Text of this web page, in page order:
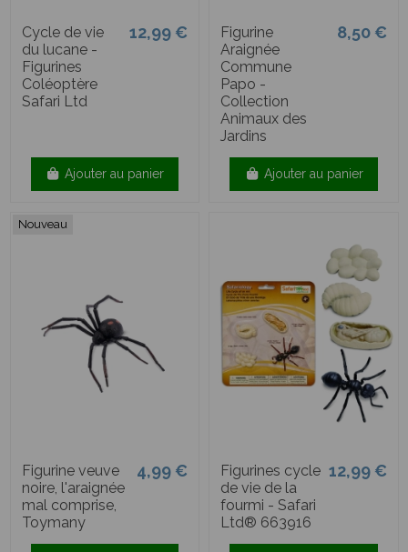
Cycle de vie
du lucane -
Figurines
Coléoptère
Safari Ltd
12,99 €
Ajouter au panier
Figurine
Araignée
Commune
Papo -
Collection
Animaux des
Jardins
8,50 €
Ajouter au panier
Nouveau
Figurine veuve
noire, l'araignée
mal comprise,
Toymany
4,99 €
Figurines cycle
de vie de la
fourmi - Safari
Ltd® 663916
12,99 €